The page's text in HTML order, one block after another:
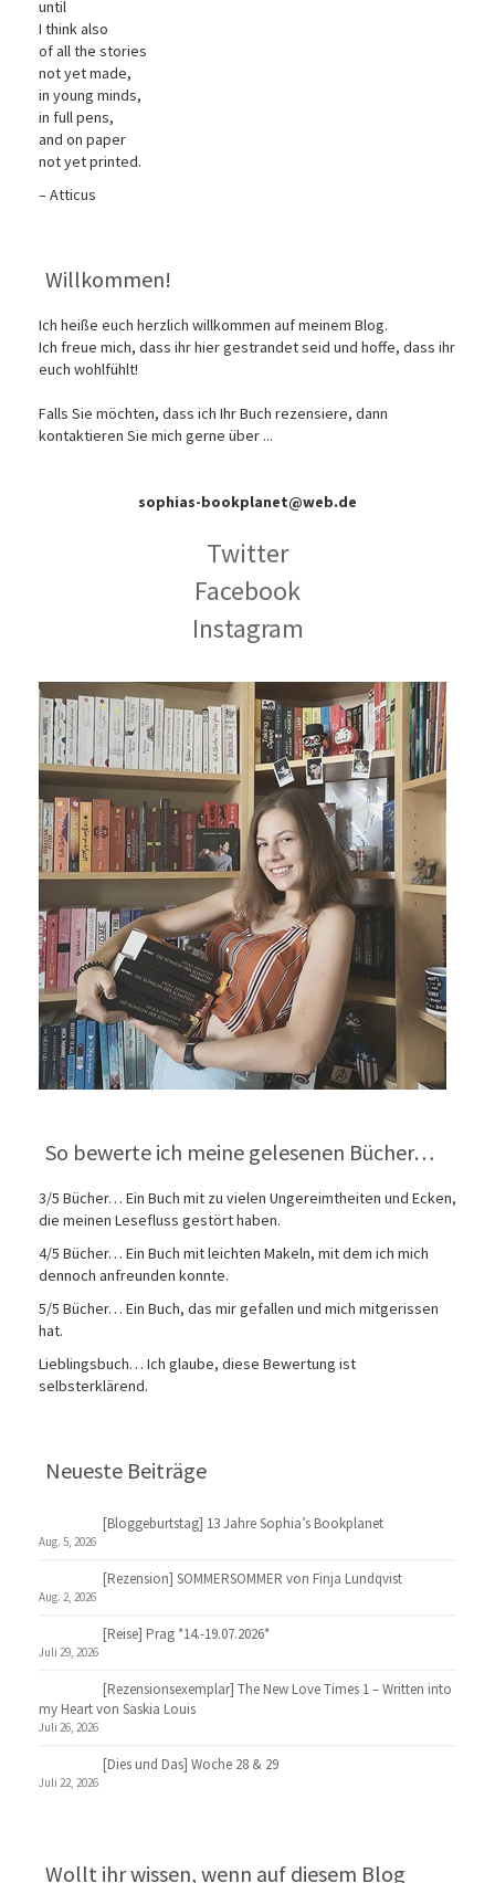
until
I think also
of all the stories
not yet made,
in young minds,
in full pens,
and on paper
not yet printed.
– Atticus
Willkommen!
Ich heiße euch herzlich willkommen auf meinem Blog.
Ich freue mich, dass ihr hier gestrandet seid und hoffe, dass ihr
euch wohlfühlt!
Falls Sie möchten, dass ich Ihr Buch rezensiere, dann
kontaktieren Sie mich gerne über ...
sophias-bookplanet@web.de
Twitter
Facebook
Instagram
So bewerte ich meine gelesenen Bücher…
3/5 Bücher… Ein Buch mit zu vielen Ungereimtheiten und Ecken,
die meinen Lesefluss gestört haben.
4/5 Bücher… Ein Buch mit leichten Makeln, mit dem ich mich
dennoch anfreunden konnte.
5/5 Bücher… Ein Buch, das mir gefallen und mich mitgerissen
hat.
Lieblingsbuch… Ich glaube, diese Bewertung ist
selbsterklärend.
Neueste Beiträge
[Bloggeburtstag] 13 Jahre Sophia’s Bookplanet
Aug. 5, 2026
[Rezension] SOMMERSOMMER von Finja Lundqvist
Aug. 2, 2026
[Reise] Prag *14.-19.07.2026*
Juli 29, 2026
[Rezensionsexemplar] The New Love Times 1 – Written into
my Heart von Saskia Louis
Juli 26, 2026
[Dies und Das] Woche 28 & 29
Juli 22, 2026
Wollt ihr wissen, wenn auf diesem Blog